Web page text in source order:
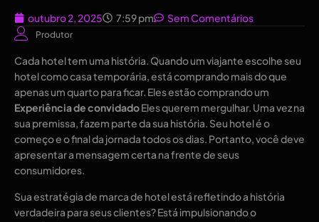
outubro 2, 2025 7:59 pm Sem Comentários
Produtor
Cada hotel tem uma história. Quando um viajante escolhe seu
hotel como casa temporária, está comprando mais do que
apenas um quarto para ficar. Eles estão comprando um
Experiência de convidadoEles querem mergulhar. Uma vez na
sua premissa, fazem parte da sua história. Seu hotel é o
começo e o final da jornada todos os dias. Portanto, você deve
apresentar a mensagem certa na frente de seus
consumidores.
Sua estratégia de marca de hotel está refletindo a história
verdadeira para seus clientes? Está impulsionando o